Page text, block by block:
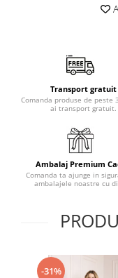
Transport gratuit
Comanda produse de peste
ai transport gratuit.
Ambalaj Premium
Comanda ta ajunge in
ambalajele noastre cu
-31%